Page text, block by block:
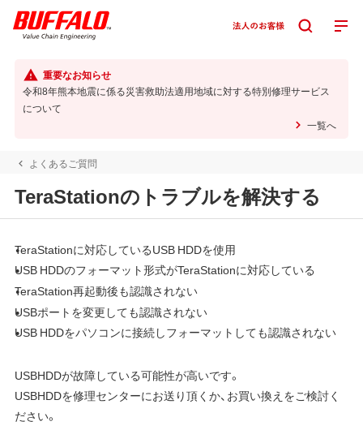
重要なお知らせ
令和8年熊本地震に係る災害救助法適用地域に対する特別修理サービス
について
一覧へ
よくあるご質問
TeraStationのトラブルを解決する
TeraStationに対応しているUSB HDDを使用
USB HDDのフォーマット形式がTeraStationに対応している
TeraStation再起動後も認識されない
USBポートを変更しても認識されない
USB HDDをパソコンに接続しフォーマットしても認識されない
USBHDDが故障している可能性が高いです。
USBHDDを修理センターにお送り頂くか、お買い換えをご検討く
ださい。